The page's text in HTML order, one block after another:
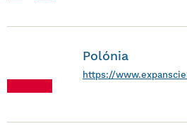
Polónia
https://